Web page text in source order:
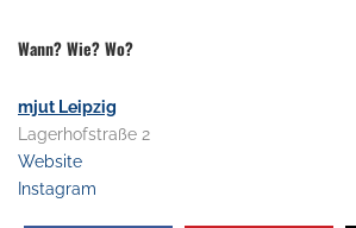
Wann? Wie? Wo?
mjut Leipzig
Lagerhofstraße 2
Website
Instagram